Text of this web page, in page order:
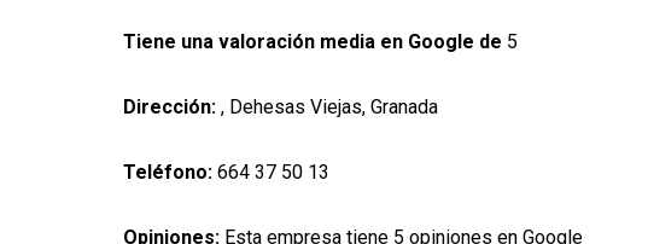
Tiene una valoración media en Google de 5
Dirección: , Dehesas Viejas, Granada
Teléfono: 664 37 50 13
Opiniones: Esta empresa tiene 5 opiniones en Google